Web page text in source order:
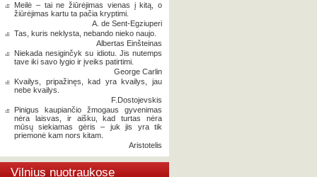
Meilė – tai ne žiūrėjimas vienas į kitą, o
žiūrėjimas kartu ta pačia kryptimi.
A. de Sent-Egziuperi
Tas, kuris neklysta, nebando nieko naujo.
Albertas Einšteinas
Niekada nesiginčyk su idiotu. Jis nutemps
tave iki savo lygio ir įveiks patirtimi.
George Carlin
Kvailys, pripažinęs, kad yra kvailys, jau
nebe kvailys.
F.Dostojevskis
Pinigus kaupiančio žmogaus gyvenimas
nėra laisvas, ir aišku, kad turtas nėra
mūsų siekiamas gėris – juk jis yra tik
priemonė kam nors kitam.
Aristotelis
Vilnius nuotraukose